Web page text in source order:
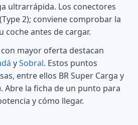
ultrarrápida. Los conectores
2); conviene comprobar la
coche antes de cargar.
mayor oferta destacan
ySobral. Estos puntos
entre ellos BR Super Carga y
Abre la ficha de un punto para
y cómo llegar.